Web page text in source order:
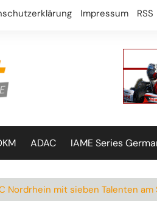
Impressum RSS
ADAC IAME Series
Nordrhein mit sieben Talenten am